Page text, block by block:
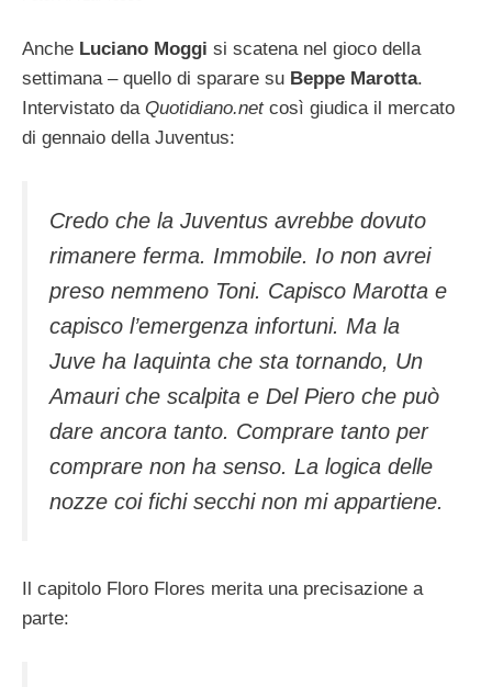
Anche Luciano Moggi si scatena nel gioco della
settimana – quello di sparare su Beppe Marotta.
Intervistato da Quotidiano.netcosì giudica il mercato
di gennaio della Juventus:
Credo che la Juventus avrebbe dovuto
rimanere ferma. Immobile. Io non avrei
preso nemmeno Toni. Capisco Marotta e
capisco l’emergenza infortuni. Ma la
Juve ha Iaquinta che sta tornando, Un
Amauri che scalpita e Del Piero che può
dare ancora tanto. Comprare tanto per
comprare non ha senso. La logica delle
nozze coi fichi secchi non mi appartiene.
Il capitolo Floro Flores merita una precisazione a
parte: